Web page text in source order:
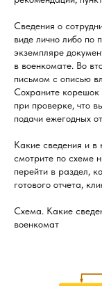
Сведения о
виде лично либо по
экземпляре
в военкомате. Во
письмом с описью
Сохраните корешок
при проверке, что
подачи ежегодных
Какие сведения и в
смотрите по схеме
перейти в раздел,
готового отчета,
Схема. Какие
военкомат